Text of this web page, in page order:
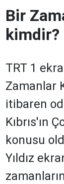
Bir
kimdir?
TRT 1
Zamanlar
itibaren
Kıbrıs'ın
konusu
Yıldız